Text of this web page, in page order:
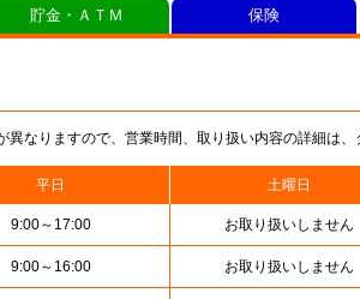
なりますので、営業時間、取り扱い内容の詳細は、
平日 土曜日
9:00～17:00 お取り扱いしません
9:00～16:00 お取り扱いしません
貯金・ＡＴＭ 保険